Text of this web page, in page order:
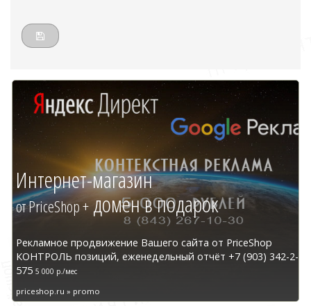
Интернет-магазин
от PriceShop +домен в подарок
Рекламное продвижение Вашего сайта от PriceShop
КОНТРОЛЬ позиций, еженедельный отчёт +7 (903) 342-2-
575 5 000 р./мес
priceshop.ru » promo